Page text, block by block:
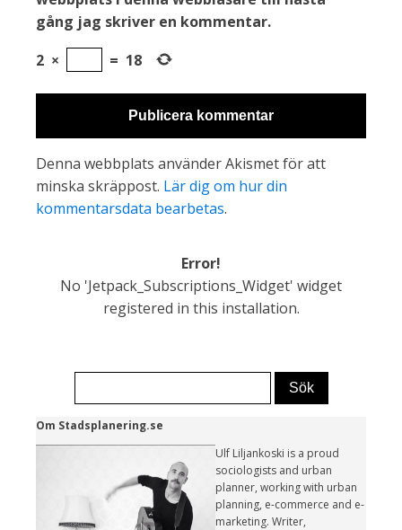
gång jag skriver en kommentar.
2 × = 18
Denna webbplats använder Akismet för att
minska skräppost. Lär dig om hur din
kommentarsdata bearbetas.
Error!
No 'Jetpack_Subscriptions_Widget' widget
registered in this installation.
Om Stadsplanering.se
Ulf Liljankoski is a proud
sociologists and urban
planner, working with urban
planning, e-commerce and e-
marketing. Writer,